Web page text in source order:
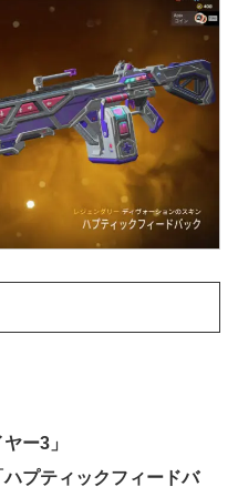
ー3」
プティックフィードバ